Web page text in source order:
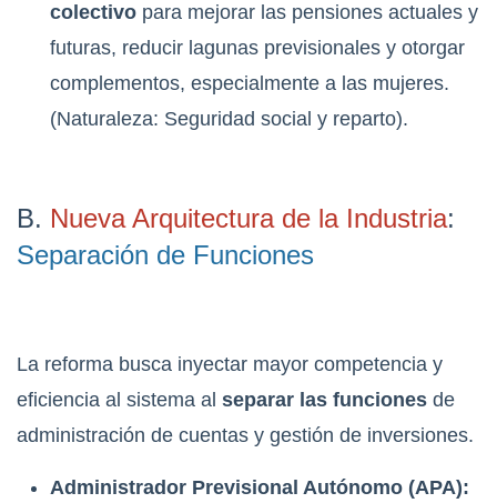
colectivo para mejorar las pensiones actuales y
futuras, reducir lagunas previsionales y otorgar
complementos, especialmente a las mujeres.
(Naturaleza: Seguridad social y reparto).
B. Nueva Arquitectura de la Industria:
Separación de Funciones
La reforma busca inyectar mayor competencia y
eficiencia al sistema al separar las funciones de
administración de cuentas y gestión de inversiones.
Administrador Previsional Autónomo (APA):